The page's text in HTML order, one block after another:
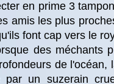
en prime 3
amis les plus
font cap vers le
des méchants
de l'océan,
par un suzerain